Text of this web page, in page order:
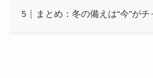
まとめ：冬の備えは“今”がチ